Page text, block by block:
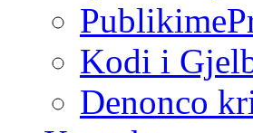
Publikime
Kodi i
Denonco